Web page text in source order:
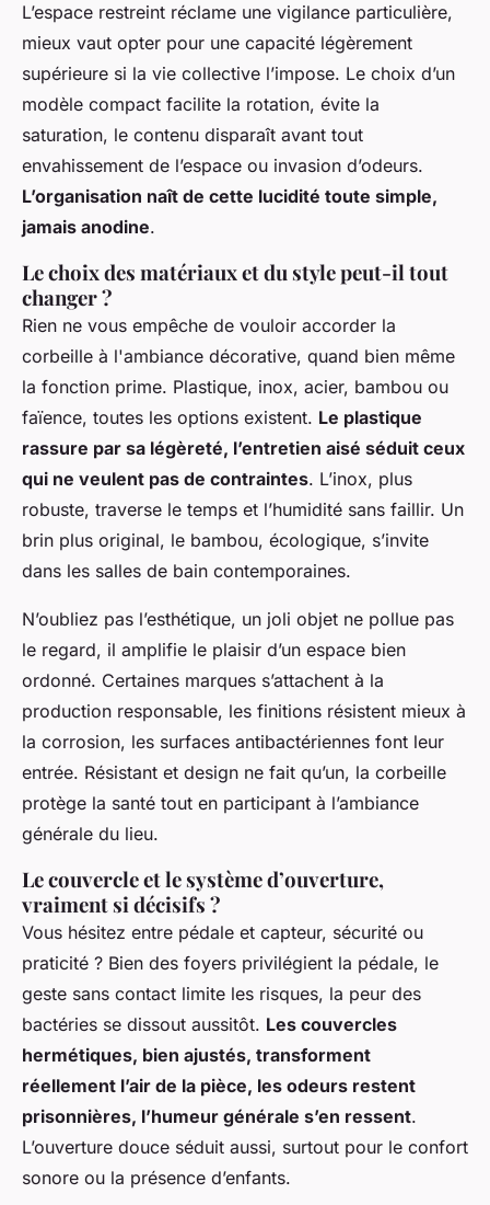
L’espace restreint réclame une vigilance particulière,
mieux vaut opter pour une capacité légèrement
supérieure si la vie collective l’impose. Le choix d’un
modèle compact facilite la rotation, évite la
saturation, le contenu disparaît avant tout
envahissement de l’espace ou invasion d’odeurs.
L’organisation naît de cette lucidité toute simple,
jamais anodine.
Le choix des matériaux et du style peut-il tout
changer ?
Rien ne vous empêche de vouloir accorder la
corbeille à l'ambiance décorative, quand bien même
la fonction prime. Plastique, inox, acier, bambou ou
faïence, toutes les options existent. Le plastique
rassure par sa légèreté, l’entretien aisé séduit ceux
qui ne veulent pas de contraintes. L’inox, plus
robuste, traverse le temps et l’humidité sans faillir. Un
brin plus original, le bambou, écologique, s’invite
dans les salles de bain contemporaines.
N’oubliez pas l’esthétique, un joli objet ne pollue pas
le regard, il amplifie le plaisir d’un espace bien
ordonné. Certaines marques s’attachent à la
production responsable, les finitions résistent mieux à
la corrosion, les surfaces antibactériennes font leur
entrée. Résistant et design ne fait qu’un, la corbeille
protège la santé tout en participant à l’ambiance
générale du lieu.
Le couvercle et le système d’ouverture,
vraiment si décisifs ?
Vous hésitez entre pédale et capteur, sécurité ou
praticité ? Bien des foyers privilégient la pédale, le
geste sans contact limite les risques, la peur des
bactéries se dissout aussitôt. Les couvercles
hermétiques, bien ajustés, transforment
réellement l’air de la pièce, les odeurs restent
prisonnières, l’humeur générale s’en ressent.
L’ouverture douce séduit aussi, surtout pour le confort
sonore ou la présence d’enfants.